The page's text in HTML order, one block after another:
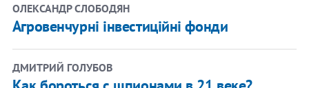
ОЛЕКСАНДР СЛОБОДЯН
Агровенчурні інвестиційні фонди
ДМИТРИЙ ГОЛУБОВ